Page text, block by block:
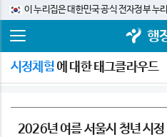
이 누리집은 대한민국 공식 전자정부 누
행
시정체험에 대한 태그클라우드
2026년 여름 서울시 청년 시